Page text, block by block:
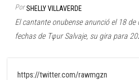
Por SHELLY VILLAVERDE
El cantante onubense anunció el 18 de
fechas de Tφur Salvaje, su gira para
https://twitter.com/rawmgzn